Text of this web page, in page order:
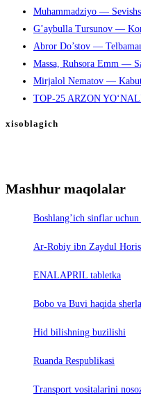
Muhammadziyo —
G’aybulla Tursunov —
Abror Do’stov —
Massa, Ruhsora Emm —
Mirjalol Nematov —
TOP-25 ARZON
xisoblagich
Mashhur maqolalar
Boshlang’ich sinflar
Ar-Robiy ibn Zaydul
ENALAPRIL tabletka
Bobo va Buvi haqida
Hid bilishning buzilishi
Ruanda Respublikasi
Trаnsport vositаlаrini